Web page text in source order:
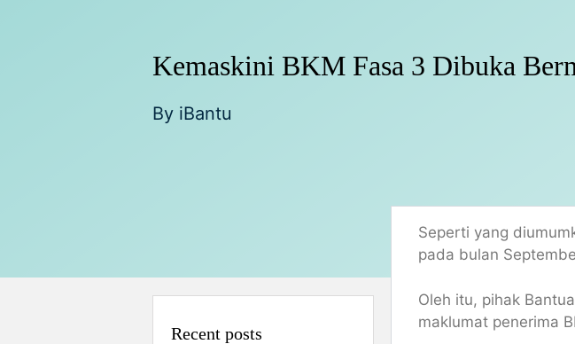
Kemaskini BKM Fasa 3 Dibuka
By iBantu
Seperti yang
pada bulan
Oleh itu, pihak
maklumat penerima
Recent posts